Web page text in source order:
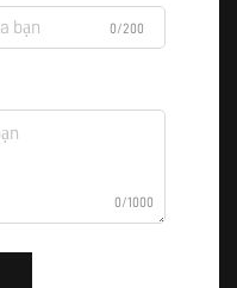
0/200
0/1000